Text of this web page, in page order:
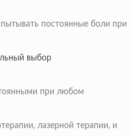
постоянные боли при
выбор
при любом
лазерной терапии, и